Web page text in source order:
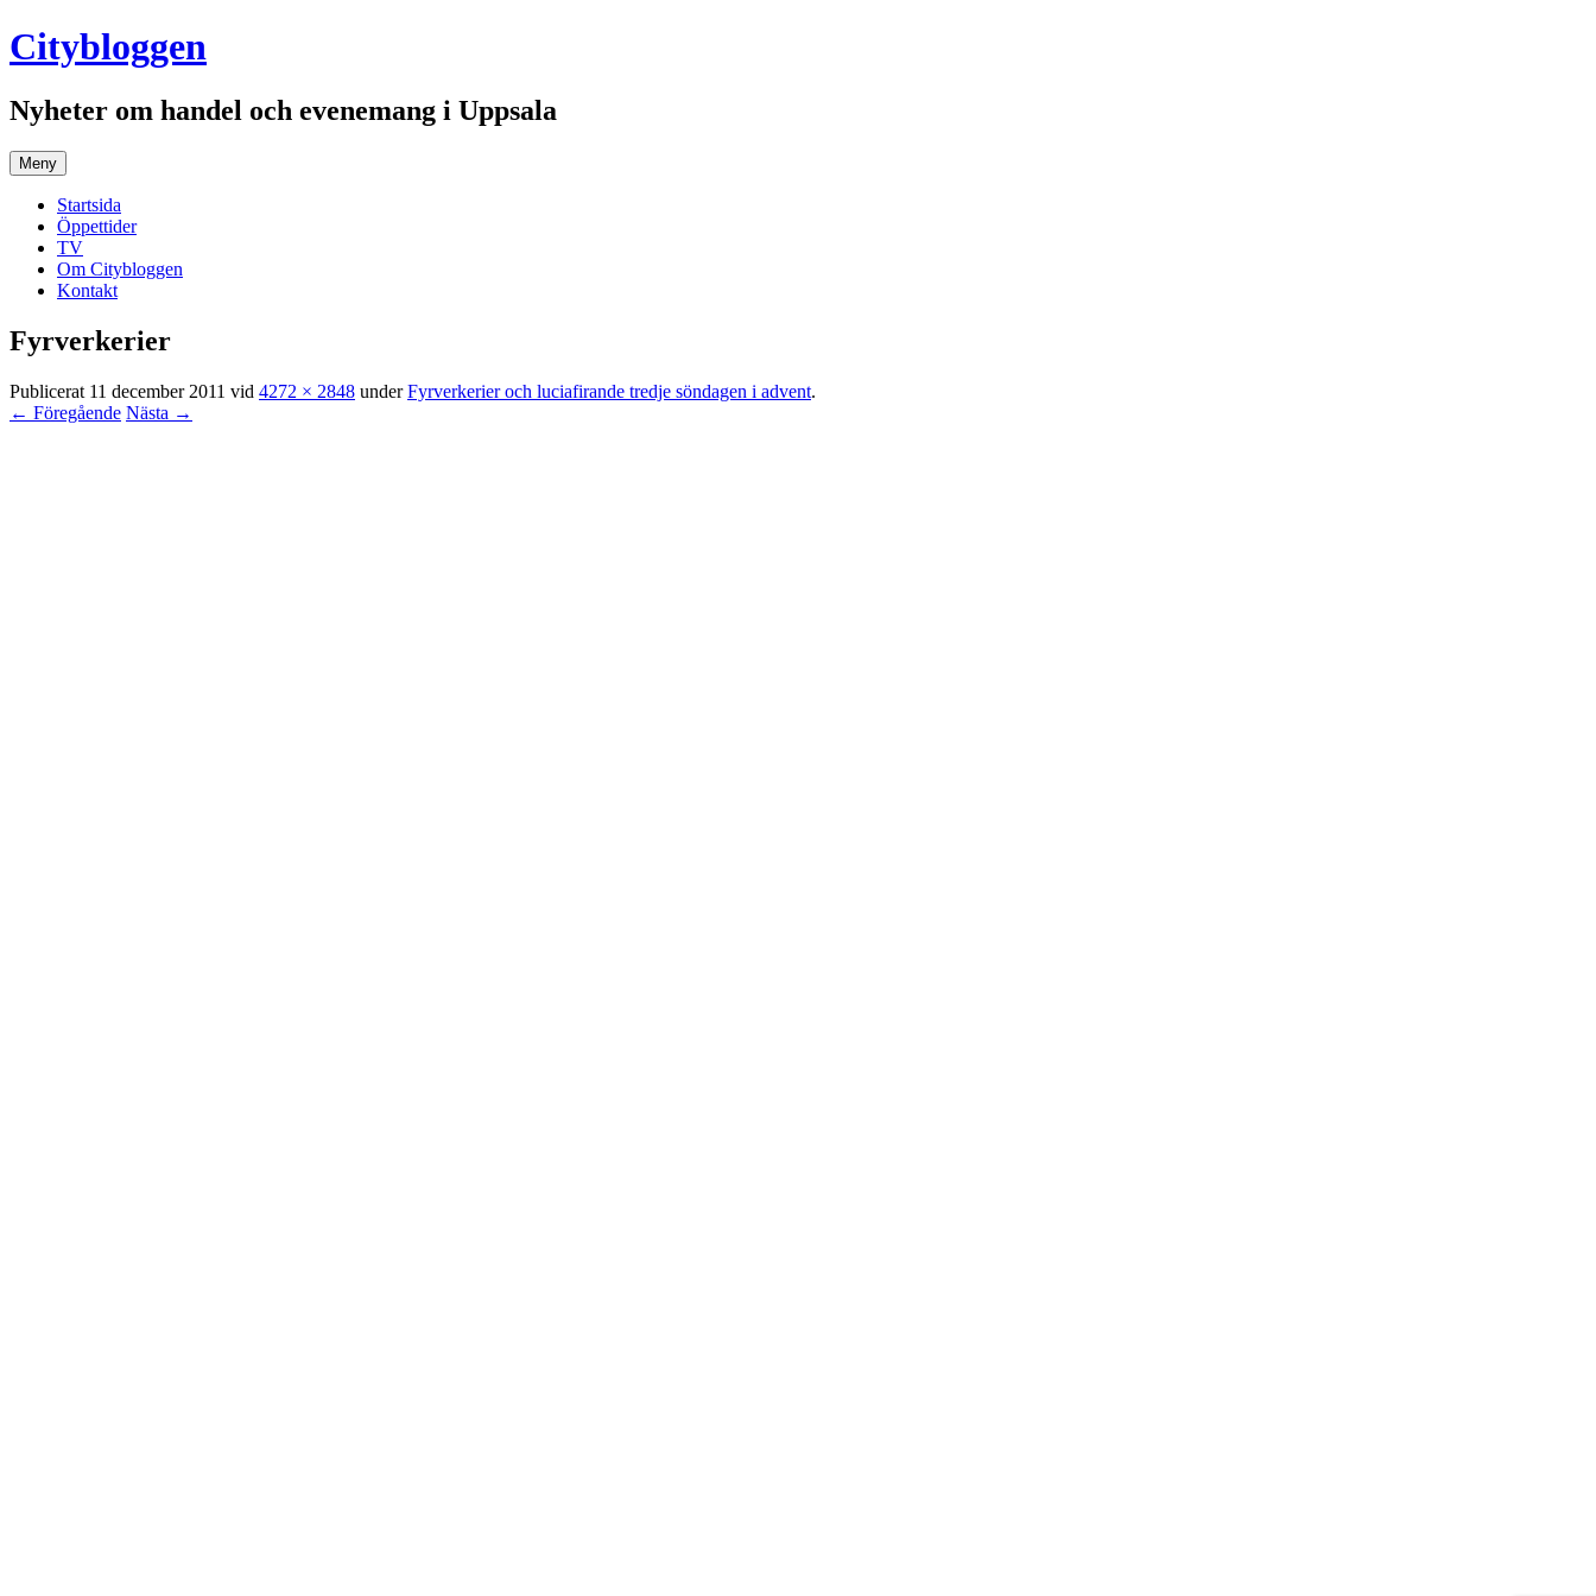
Hoppa
till
Citybloggen
Nyheter om handel och evenemang i Uppsala
Meny
Startsida
Öppettider
TV
Om Citybloggen
Kontakt
Fyrverkerier
Publicerat 11 december 2011 vid 4272 × 2848 underFyrverkerier och luciafirande tredje söndagen i advent.
← Föregående Nästa →